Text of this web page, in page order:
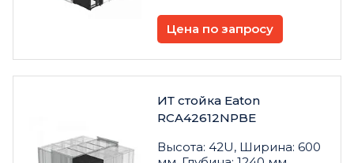
Цена по запросу
ИТ стойка Eaton
RCA42612NPBE
Высота: 42U, Ширина: 600